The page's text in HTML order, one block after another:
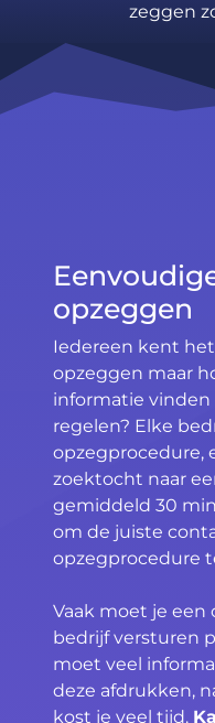
zeggen
opzeggen
Iedereen kent
opzeggen maar
informatie
regelen? Elke
opzegprocedure,
zoektocht naar
gemiddeld 30
om de juiste
opzegprocedure
Vaak moet je een
bedrijf versturen
moet veel
deze afdrukken,
kost je veel tijd.